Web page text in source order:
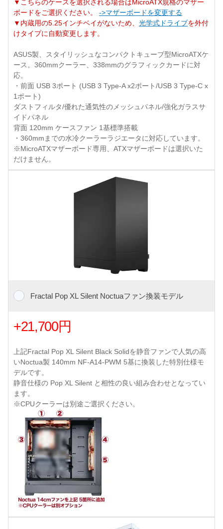
▼こちらのケースを選択される場合はMicroATX規格のマザー
ボードをご選択ください。 ->マザーボードを変更する
▼内蔵用の5.25インチベイがないため、 光学式ドライブを外付
けタイプに自動変更します。
ASUS製、スタイリッシュなコンパクトキューブ型MicroATXケ
ース。360mmクーラー、338mmのグラフィックカードに対
応。
・前面 USB 3ポート (USB 3 Type-A x2ポート/USB 3 Type-C x
1ポート)
ダストフィルタ/優れた通気性のメッシュパネル/強化ガラスサ
イドパネル
背面 120mm ケースファン 1基標準搭載
・360mmまでの水冷クーラーラジエータに対応しています。
※MicroATXマザーボード専用、ATXマザーボードは選択いた
だけません。
Fractal Pop XL Silent Noctuaファン換装モデル
+21,700円
上記Fractal Pop XL Silent Black Solidを静音ファンで人気の高
いNoctua製 140mm NF-A14-PWM 5基に換装した特別仕様モ
デルです。
静音仕様の Pop XL Silent と相性の良い組み合わせとなってい
ます。
※CPUクーラーは別途ご選択ください。